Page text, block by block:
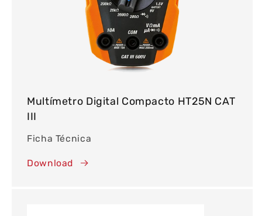
Multímetro Digital Compacto HT25N CAT
III
Ficha Técnica
Download